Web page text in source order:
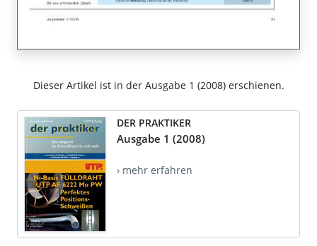
Dieser Artikel ist in der Ausgabe 1 (2008) erschienen.
DER PRAKTIKER
Ausgabe 1 (2008)
› mehr erfahren